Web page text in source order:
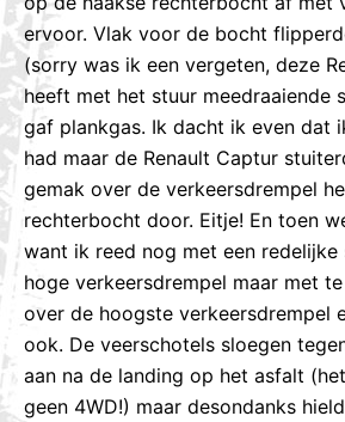
ervoor. Vlak voor de bocht
(sorry was ik een vergeten, deze
heeft met het stuur meedraaiende
gaf plankgas. Ik dacht ik even dat
had maar de Renault Captur
gemak over de verkeersdrempel
rechterbocht door. Eitje! En toen
want ik reed nog met een redelijke
hoge verkeersdrempel maar met
over de hoogste verkeersdrempel
ook. De veerschotels sloegen
aan na de landing op het asfalt
geen 4WD!) maar desondanks